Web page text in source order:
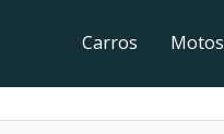
Carros Motos